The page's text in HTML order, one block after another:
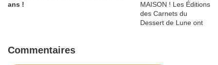
ans !
Commentaires